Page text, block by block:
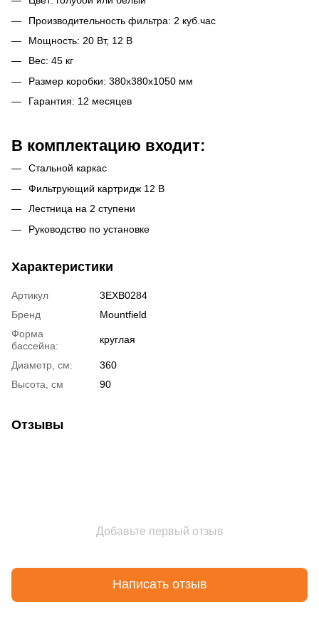
Производительность фильтра: 2 куб.час
Мощность: 20 Вт, 12 В
Вес: 45 кг
Размер коробки: 380х380х1050 мм
Гарантия: 12 месяцев
В комплектацию входит:
Стальной каркас
Фильтрующий картридж 12 В
Лестница на 2 ступени
Руководство по установке
Характеристики
Артикул
3EXB0284
Бренд
Mountfield
Форма
бассейна:
круглая
Диаметр, см:
360
Высота, см
90
Отзывы
Добавьте первый отзыв
Написать отзыв